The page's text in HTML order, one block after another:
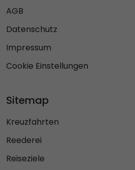
AGB
Datenschutz
Impressum
Cookie Einstellungen
Sitemap
Kreuzfahrten
Reederei
Reiseziele